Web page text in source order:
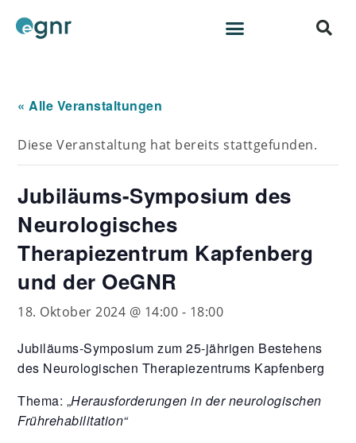
« Alle Veranstaltungen
Diese Veranstaltung hat bereits stattgefunden.
Jubiläums-Symposium des
Neurologisches
Therapiezentrum Kapfenberg
und der OeGNR
18. Oktober 2024 @ 14:00 - 18:00
Jubiläums-Symposium zum 25-jährigen Bestehens
des Neurologischen Therapiezentrums Kapfenberg
Thema: „Herausforderungen in der neurologischen
Frührehabilitation“